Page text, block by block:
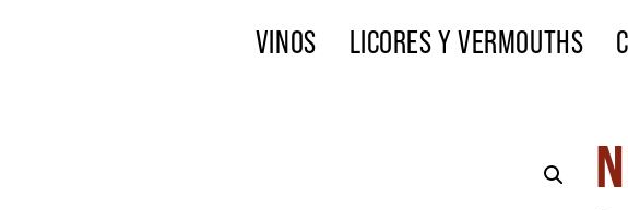
VINOS LICORES Y VERMOUTHS